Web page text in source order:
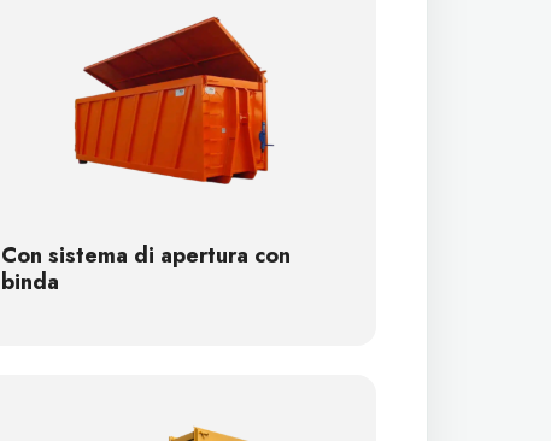
Con sistema di apertura con
binda